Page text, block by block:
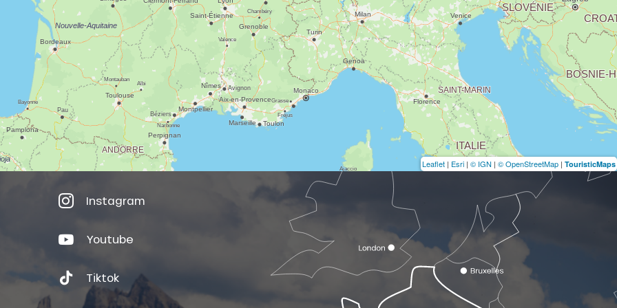
Leaflet | Esri | © IGN | © OpenStreetMap | TouristicMaps
Instagram
Youtube
Tiktok